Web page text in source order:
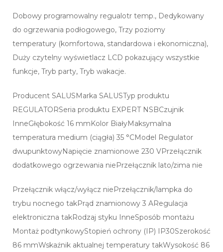
Dobowy programowalny regualotr temp., Dedykowany
do ogrzewania podłogowego, Trzy poziomy
temperatury (komfortowa, standardowa i ekonomiczna),
Duży czytelny wyświetlacz LCD pokazujący wszystkie
funkcje, Tryb party, Tryb wakacje.
Producent SALUSMarka SALUSTyp produktu
REGULATORSeria produktu EXPERT NSBCzujnik
InneGłębokość 16 mmKolor BiałyMaksymalna
temperatura medium (ciągła) 35 °CModel Regulator
dwupunktowyNapięcie znamionowe 230 VPrzełącznik
dodatkowego ogrzewania niePrzełącznik lato/zima nie
Przełącznik włącz/wyłącz niePrzełącznik/lampka do
trybu nocnego takPrąd znamionowy 3 ARegulacja
elektroniczna takRodzaj styku InneSposób montażu
Montaż podtynkowyStopień ochrony (IP) IP30Szerokość
86 mmWskaźnik aktualnej temperatury takWysokość 86